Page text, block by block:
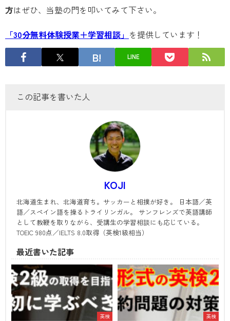
方はぜひ、当塾の門を叩いてみて下さい。
「30分無料体験授業＋学習相談」 を提供しています！
LINE
この記事を書いた人
KOJI
北海道生まれ、北海道育ち。サッカーと相撲が好き。 日本語／英
語／スペイン語を操るトライリンガル。 サンフレンズで英語講師
として教鞭を取りながら、受講生の学習相談にも応じている。
TOEIC 980点／IELTS 8.0取得（英検1級相当）
最近書いた記事
英検 英検